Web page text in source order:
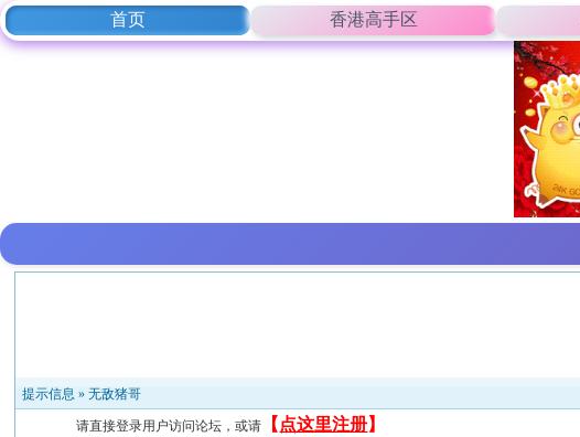
首页 香港高手区
提示信息 »无敌猪哥
请直接登录用户访问论坛，或请 【 点这里注册】